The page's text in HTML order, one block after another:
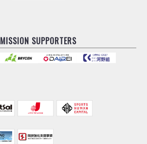
MISSION SUPPORTERS